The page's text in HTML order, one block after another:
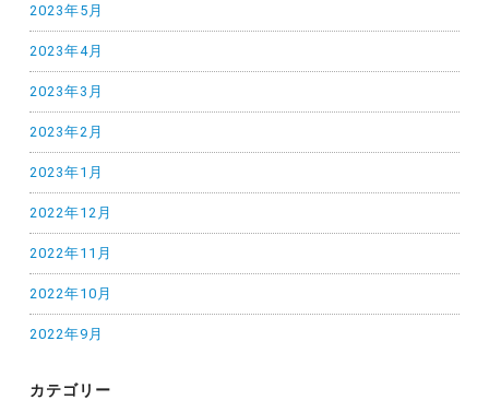
2023年5月
2023年4月
2023年3月
2023年2月
2023年1月
2022年12月
2022年11月
2022年10月
2022年9月
カテゴリー